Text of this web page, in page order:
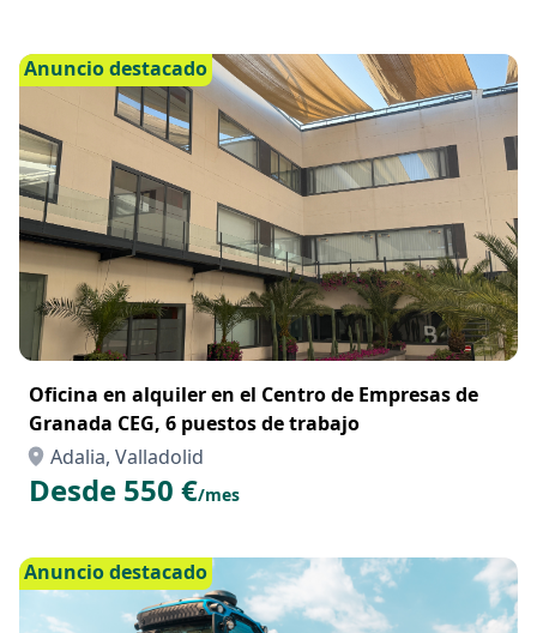
Anuncio destacado
Oficina en alquiler en el Centro de Empresas de
Granada CEG, 6 puestos de trabajo
Adalia, Valladolid
Desde 550 €/mes
Anuncio destacado